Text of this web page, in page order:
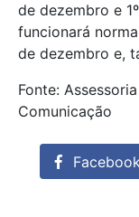
de dezembro e
funcionará
de dezembro e,
Fonte:
Comunicação
Facebook